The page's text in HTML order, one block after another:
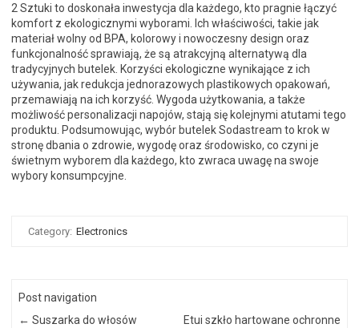
2 Sztuki to doskonała inwestycja dla każdego, kto pragnie łączyć
komfort z ekologicznymi wyborami. Ich właściwości, takie jak
materiał wolny od BPA, kolorowy i nowoczesny design oraz
funkcjonalność sprawiają, że są atrakcyjną alternatywą dla
tradycyjnych butelek. Korzyści ekologiczne wynikające z ich
używania, jak redukcja jednorazowych plastikowych opakowań,
przemawiają na ich korzyść. Wygoda użytkowania, a także
możliwość personalizacji napojów, stają się kolejnymi atutami tego
produktu. Podsumowując, wybór butelek Sodastream to krok w
stronę dbania o zdrowie, wygodę oraz środowisko, co czyni je
świetnym wyborem dla każdego, kto zwraca uwagę na swoje
wybory konsumpcyjne.
Category: Electronics
Post navigation
← Suszarka do włosów Etui szkło hartowane ochronne